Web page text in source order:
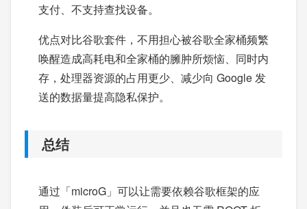
支付、不支持查找设备。
优点对比谷歌套件，不用担心被谷歌全家桶频繁
唤醒造成高耗电和全家桶的臃肿所烦恼、同时内
存，处理器资源的占用更少、减少向 Google 发
送的数据量提高隐私保护。
总结
通过「microG」可以让需要依赖谷歌框架的应